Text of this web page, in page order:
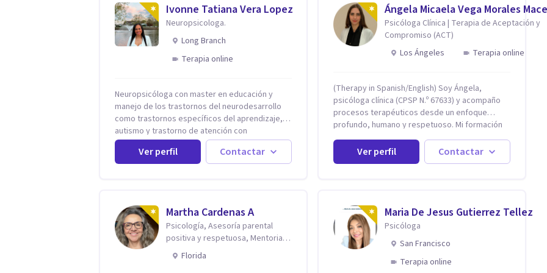
Ivonne Tatiana Vera Lopez
Neuropsicologa.
Long Branch
Terapia online
Neuropsicóloga con master en educación y
manejo de los trastornos del neurodesarrollo
como trastornos específicos del aprendizaje,
autismo y trastorno de atención con
hiperactividad (TDAH), entre otros. Además del
manejo de la depresión, ansiedad y demás
conflictos de la dimensión Psicológica. Más allá
individuo, trabajo no solo con mis pacientes
sino con todo su entorno, núcleo familiar, social,
académico. El arte de conocernos, de conectar,
de comprender que somos uno reflejo del otro,
nos permite entrar más profundo logrando la
Ver perfil Contactar
Ángela Micaela Vega Morales
Psicóloga Clínica | Terapia de Aceptación y
Compromiso (ACT)
Los Ángeles
Terapia online
(Therapy in Spanish/English) Soy Ángela,
psicóloga clínica (CPSP N.º 67633) y acompaño
procesos terapéuticos desde un enfoque
profundo, humano y respetuoso. Mi formación
está basada en el modelo cognitivo-conductual
y cuento con especialización en Terapia de
Aceptación y Compromiso (ACT), formada en
acompaño cada proceso con sensibilidad,
criterio clínico y una mirada integradora
centrada en la persona. Mi enfoque se basa en
la Terapia de Aceptación y Compromiso (ACT),
desde donde no busco eliminar el malestar, sino
Ver perfil Contactar
Martha Cardenas A
Psicología, Asesoría parental
positiva y respetuosa, Mentoria
reconexión contigo
Florida
Maria De Jesus Gutierrez Tellez
Psicóloga
San Francisco
Terapia online